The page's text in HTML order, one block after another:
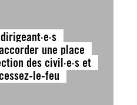
une place
des civil·e·s et
le-feu